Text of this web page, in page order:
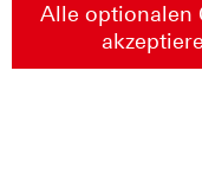
Alle optionalen